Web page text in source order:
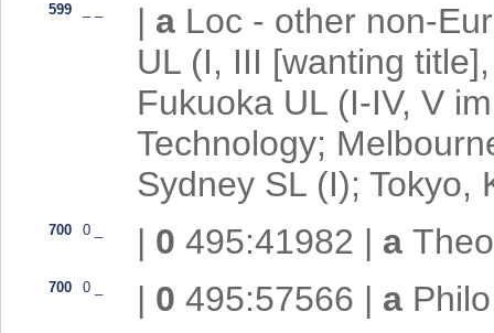
599 | a Loc - other non-
UL (I, III [wanting
Fukuoka UL (I-IV, V
Technology;
Sydney SL (I); Tokyo,
700 0 | 0 495:41982 | a
700 0 | 0 495:57566 | a